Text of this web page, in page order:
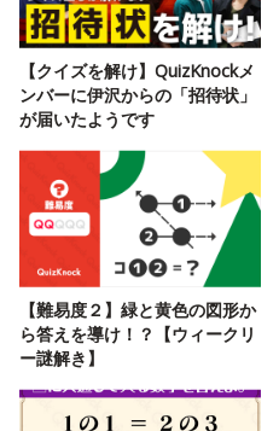
【クイズを解け】QuizKnockメ
ンバーに伊沢からの「招待状」
が届いたようです
【難易度２】緑と黄色の図形か
ら答えを導け！？【ウィークリ
ー謎解き】